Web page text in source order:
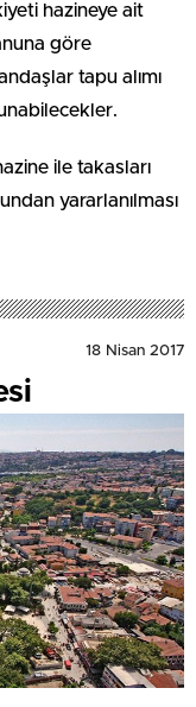
hazineye ait
göre
tapu alımı
ile takasları
yararlanılması
18 Nisan 2017